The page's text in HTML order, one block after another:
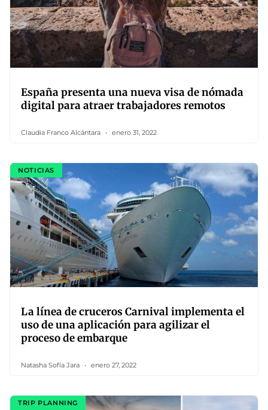
España presenta una nueva visa de nómada
digital para atraer trabajadores remotos
Claudia Franco Alcántara enero 31, 2022
NOTICIAS
La línea de cruceros Carnival implementa el
uso de una aplicación para agilizar el
proceso de embarque
Natasha Sofía Jara enero 27, 2022
TRIP PLANNING